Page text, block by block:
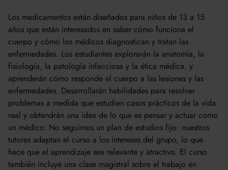
Los medicamentos están diseñados para niños de 13 a 15
años que están interesados en saber cómo funciona el
cuerpo y cómo los médicos diagnostican y tratan las
enfermedades. Los estudiantes explorarán la anatomía, la
fisiología, la patología infecciosa y la ética médica, y
aprenderán cómo responde el cuerpo a las lesiones y las
enfermedades. Desarrollarán habilidades para resolver
problemas a medida que estudien casos prácticos de la vida
real y obtendrán una idea de lo que es pensar y actuar como
un médico. No seguimos un plan de estudios fijo: nuestros
tutores adaptan el curso a los intereses del grupo, lo que
hace que el aprendizaje sea relevante y atractivo. El curso
también incluye una clase magistral sobre el trabajo en